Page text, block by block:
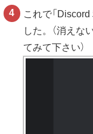
これで「
した。（消えな
てみて下さい）